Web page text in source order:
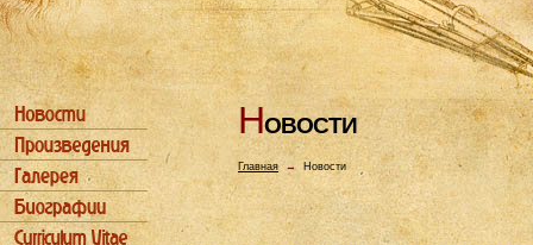
НОВОСТИ
Главная→ Новости